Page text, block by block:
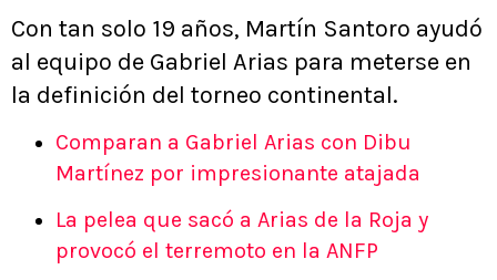
Con tan solo 19 años, Martín Santoro ayudó
al equipo de Gabriel Arias para meterse en
la definición del torneo continental.
Comparan a Gabriel Arias con Dibu
Martínez por impresionante atajada
La pelea que sacó a Arias de la Roja y
provocó el terremoto en la ANFP